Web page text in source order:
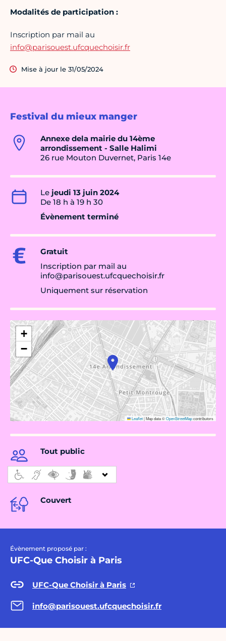
Festival du mieux manger
Annexe dela mairie du 14ème
arrondissement - Salle Halimi
26 rue Mouton Duvernet, Paris 14e
Le jeudi 13 juin 2024
De 18 h à 19 h 30
Évènement terminé
Gratuit
Inscription par mail au
info@parisouest.ufcquechoisir.fr
Uniquement sur réservation
+
−
Leaflet|Map data ©OpenStreetMapcontributors
Tout public
Couvert
Évènement proposé par :
UFC-Que Choisir à Paris
UFC-Que Choisir à Paris
info@parisouest.ufcquechoisir.fr
Modalités de participation :
Inscription par mail au
info@parisouest.ufcquechoisir.fr
Mise à jour le 31/05/2024